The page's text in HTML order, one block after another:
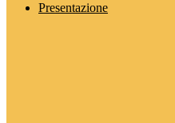
Presentazione